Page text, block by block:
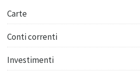
Carte
Conti correnti
Investimenti